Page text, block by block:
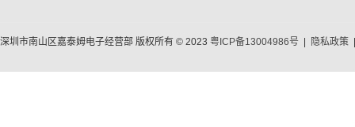
深圳市南山区嘉泰姆电子经营部 版权所有 © 2023 粤ICP备13004986号 隐私政策